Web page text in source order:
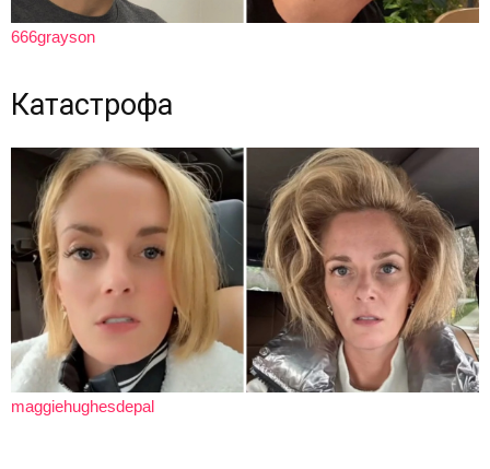
666grayson
Катастрофа
maggiehughesdepal